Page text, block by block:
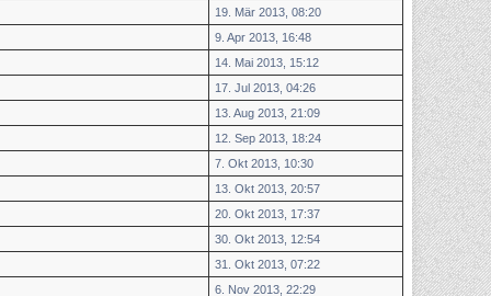
19. Mär 2013, 08:20
9. Apr 2013, 16:48
14. Mai 2013, 15:12
17. Jul 2013, 04:26
13. Aug 2013, 21:09
12. Sep 2013, 18:24
7. Okt 2013, 10:30
13. Okt 2013, 20:57
20. Okt 2013, 17:37
30. Okt 2013, 12:54
31. Okt 2013, 07:22
6. Nov 2013, 22:29